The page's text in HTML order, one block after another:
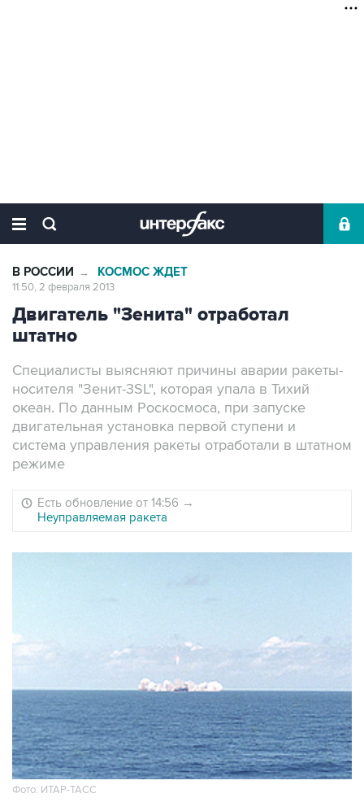
В РОССИИ → КОСМОС ЖДЕТ
11:50, 2 февраля 2013
Двигатель "Зенита" отработал
штатно
Специалисты выясняют причины аварии ракеты-
носителя "Зенит-3SL", которая упала в Тихий
океан. По данным Роскосмоса, при запуске
двигательная установка первой ступени и
система управления ракеты отработали в штатном
режиме
Есть обновление от 14:56 →
Неуправляемая ракета
Фото: ИТАР-ТАСС